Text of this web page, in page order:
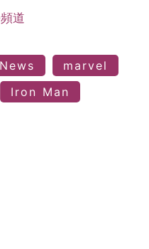
道
News
marvel
Iron Man